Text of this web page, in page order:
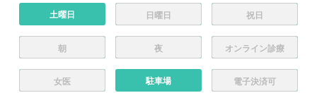
土曜日 日曜日 祝日
朝 夜 オンライン診療
女医 駐車場 電子決済可